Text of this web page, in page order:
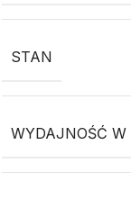
STAN
WYDAJNOŚĆ